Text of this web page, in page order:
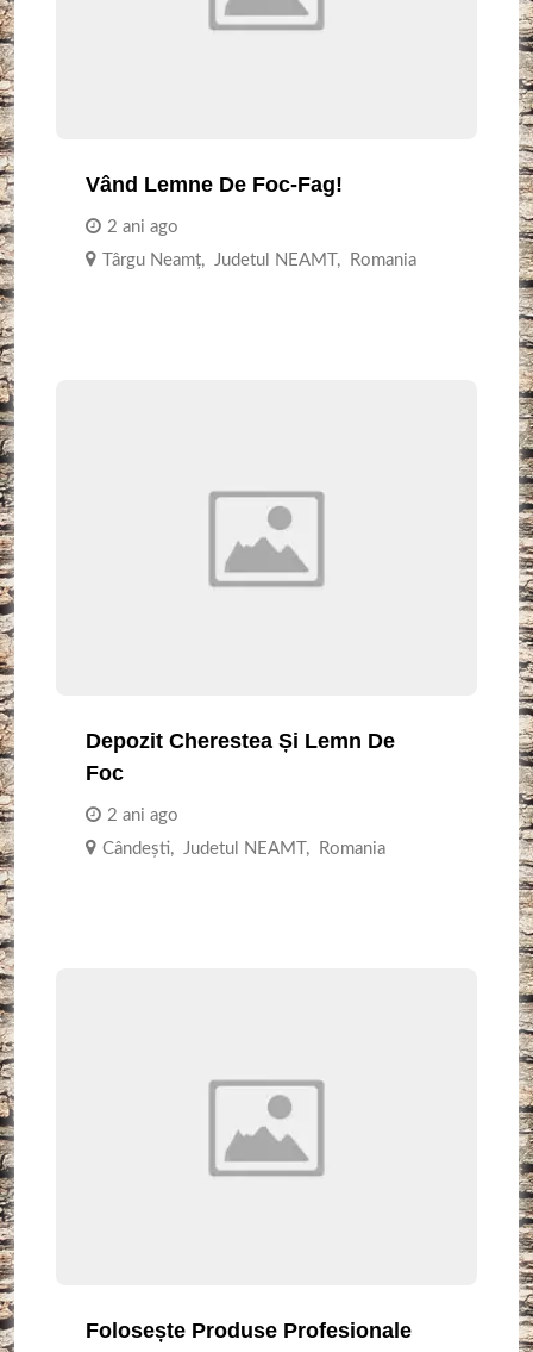
Vând Lemne De Foc-Fag!
2 ani ago
Târgu Neamţ, Judetul NEAMT , Romania
Depozit Cherestea Și Lemn De
Foc
2 ani ago
Cândești, Judetul NEAMT , Romania
Folosește Produse Profesionale